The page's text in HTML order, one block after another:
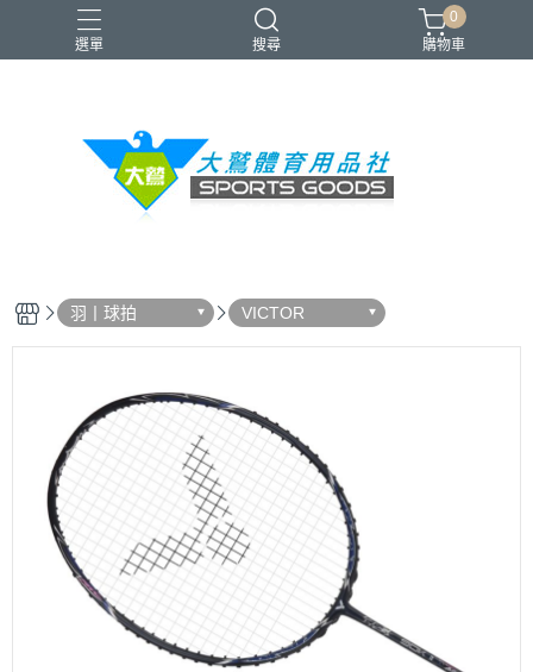
選單 搜尋
VICTOR YONEX 羽球拍 羽球鞋 零碼出清
0
購物車
羽丨球拍 VICTOR